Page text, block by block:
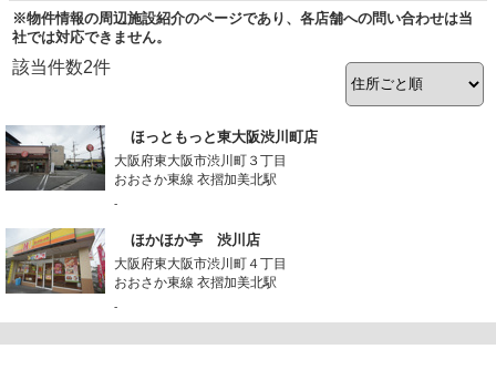
※物件情報の周辺施設紹介のページであり、各店舗への問い合わせは当
社では対応できません。
該当件数2件
ほっともっと東大阪渋川町店
大阪府東大阪市渋川町３丁目
おおさか東線 衣摺加美北駅
-
ほかほか亭 渋川店
大阪府東大阪市渋川町４丁目
おおさか東線 衣摺加美北駅
-